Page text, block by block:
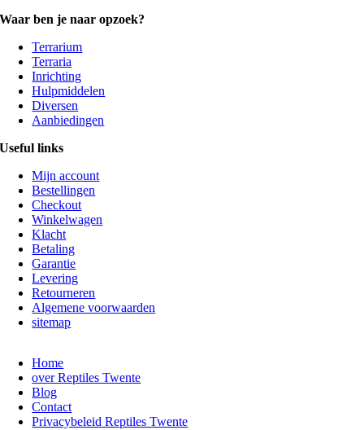
Waar ben je naar opzoek?
Terrarium
Terraria
Inrichting
Hulpmiddelen
Diversen
Aanbiedingen
Useful links
Mijn account
Bestellingen
Checkout
Winkelwagen
Klacht
Betaling
Garantie
Levering
Retourneren
Algemene voorwaarden
sitemap
Home
over Reptiles Twente
Blog
Contact
Privacybeleid Reptiles Twente